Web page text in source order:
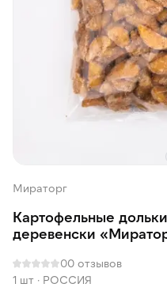
Мираторг
Картофельные
деревенски
00 отзывов
1 шт · РОССИЯ